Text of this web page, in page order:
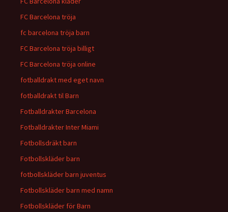
FC Barcelona tröja
fc barcelona tröja barn
FC Barcelona tröja billigt
FC Barcelona tröja online
fotballdrakt med eget navn
fotballdrakt til Barn
Fotballdrakter Barcelona
Fotballdrakter Inter Miami
Fotbollsdräkt barn
Fotbollskläder barn
fotbollskläder barn juventus
Fotbollskläder barn med namn
Fotbollskläder för Barn